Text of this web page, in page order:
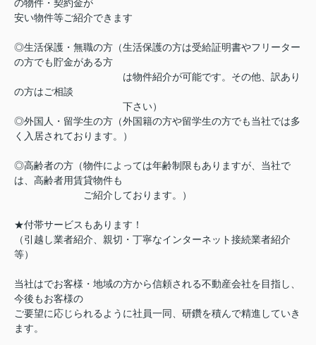
の物件・契約金が
安い物件等ご紹介できます
◎生活保護・無職の方（生活保護の方は受給証明書やフリーター
の方でも貯金がある方
は物件紹介が可能です。その他、訳あり
の方はご相談
下さい）
◎外国人・留学生の方（外国籍の方や留学生の方でも当社では多
く入居されております。）
◎高齢者の方（物件によっては年齢制限もありますが、当社で
は、高齢者用賃貸物件も
ご紹介しております。）
★付帯サービスもあります！
（引越し業者紹介、親切・丁寧なインターネット接続業者紹介
等）
当社はでお客様・地域の方から信頼される不動産会社を目指し、
今後もお客様の
ご要望に応じられるように社員一同、研鑽を積んで精進していき
ます。